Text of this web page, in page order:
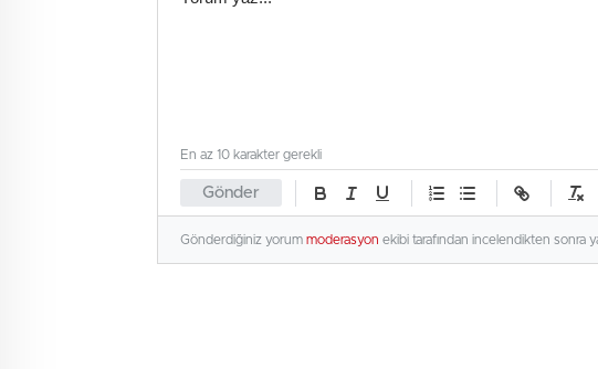
Gönder
En az 10 karakter gerekli
Gönderdiğiniz yorum moderasyon ekibi tarafından incelendikten sonra